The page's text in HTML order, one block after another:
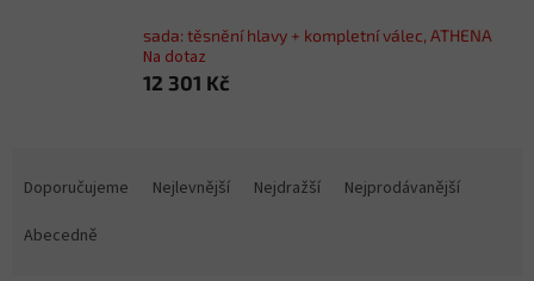
sada: těsnění hlavy + kompletní válec, ATHENA
Na dotaz
12 301 Kč
Doporučujeme Nejlevnější Nejdražší
Nejprodávanější
Abecedně